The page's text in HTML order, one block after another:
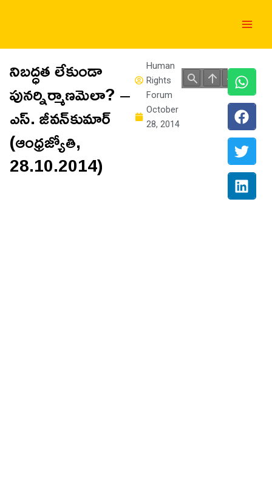
నిబద్ధత లేకుండా
పునర్నిర్మాణమెలా? –
ఎస్‌. జీవన్‌కుమార్‌
(ఆంధ్రజ్యోతి,
28.10.2014)
Human
Rights
Forum
October
28, 2014